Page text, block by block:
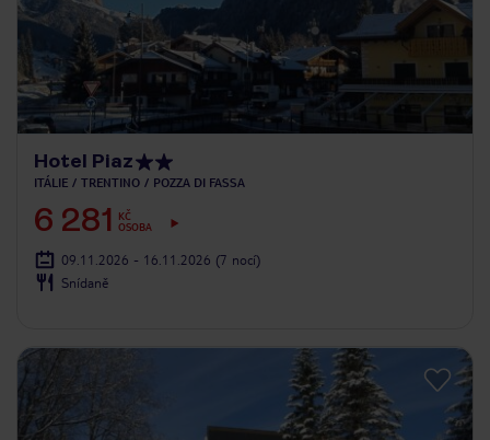
Hotel Piaz
ITÁLIE TRENTINO POZZA DI FASSA
6 281
KČ
OSOBA
09.11.2026 - 16.11.2026 (7 nocí)
Snídaně